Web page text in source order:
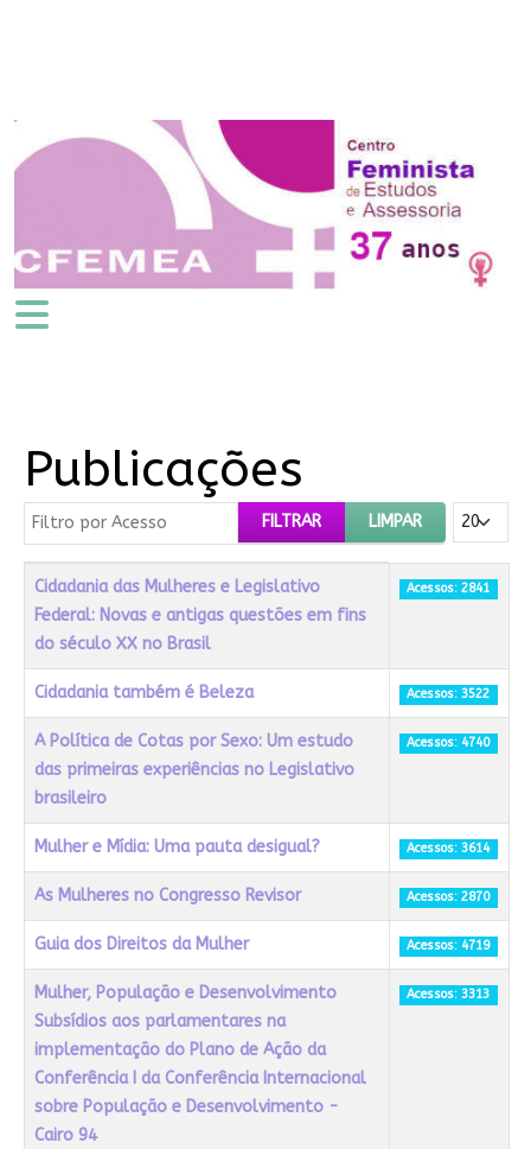
Publicações
Filtro por Acesso FILTRAR LIMPAR Mostrar #
Título Acessos
Cidadania das Mulheres e Legislativo
Federal: Novas e antigas questões em fins
do século XX no Brasil
Acessos: 2841
Cidadania também é Beleza Acessos: 3522
A Política de Cotas por Sexo: Um estudo
das primeiras experiências no Legislativo
brasileiro
Acessos: 4740
Mulher e Mídia: Uma pauta desigual? Acessos: 3614
As Mulheres no Congresso Revisor Acessos: 2870
Guia dos Direitos da Mulher Acessos: 4719
Mulher, População e Desenvolvimento
Subsídios aos parlamentares na
implementação do Plano de Ação da
Conferência I da Conferência Internacional
sobre População e Desenvolvimento -
Cairo 94
Acessos: 3313